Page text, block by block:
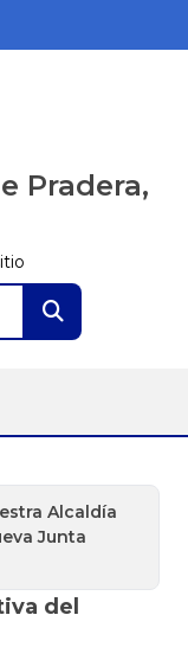
Pradera,
Alcaldía
Junta
del